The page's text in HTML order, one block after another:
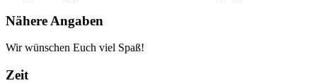
Nähere Angaben
Wir wünschen Euch viel Spaß!
Zeit